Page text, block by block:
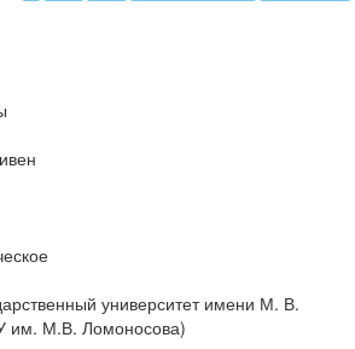
университет имени М. В.
им. М.В. Ломоносова)